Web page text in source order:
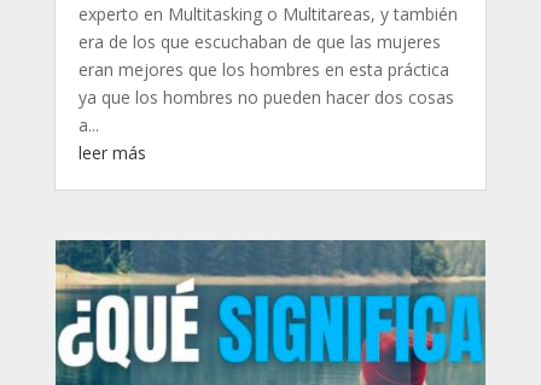
experto en Multitasking o Multitareas, y también
era de los que escuchaban de que las mujeres
eran mejores que los hombres en esta práctica
ya que los hombres no pueden hacer dos cosas
a...
leer más